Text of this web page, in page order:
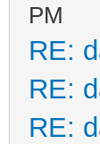
PM
RE:
RE:
RE: